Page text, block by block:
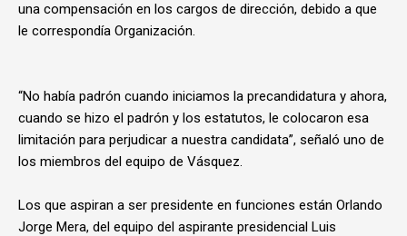
una compensación en los cargos de dirección, debido a que
le correspondía Organización.
“No había padrón cuando iniciamos la precandidatura y ahora,
cuando se hizo el padrón y los estatutos, le colocaron esa
limitación para perjudicar a nuestra candidata”, señaló uno de
los miembros del equipo de Vásquez.
Los que aspiran a ser presidente en funciones están Orlando
Jorge Mera, del equipo del aspirante presidencial Luis